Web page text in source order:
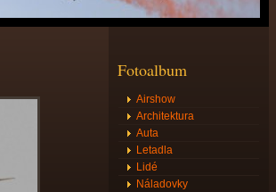
Fotoalbum
Airshow
Architektura
Auta
Letadla
Lidé
Náladovky